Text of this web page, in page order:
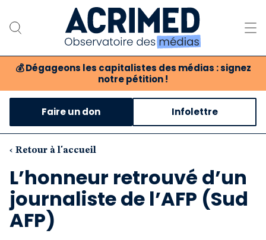
💰 Dégageons les capitalistes des médias : signez
notre pétition !
Notre association
Notre critique des médias
Nos propositions
Notre revue
Boutique
Faire un don Infolettre
‹ Retour à l'accueil
L’honneur retrouvé d’un
journaliste de l’AFP (Sud
AFP)